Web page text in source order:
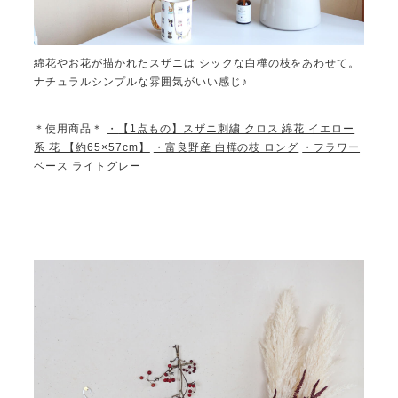
綿花やお花が描かれたスザニは シックな白樺の枝をあわせて。
ナチュラルシンプルな雰囲気がいい感じ♪
＊使用商品＊ ・
【1点もの】スザニ刺繍 クロス 綿花 イエロー
系 花 【約65×57cm】
・富良野産 白樺の枝 ロング
・フラワー
ベース ライトグレー